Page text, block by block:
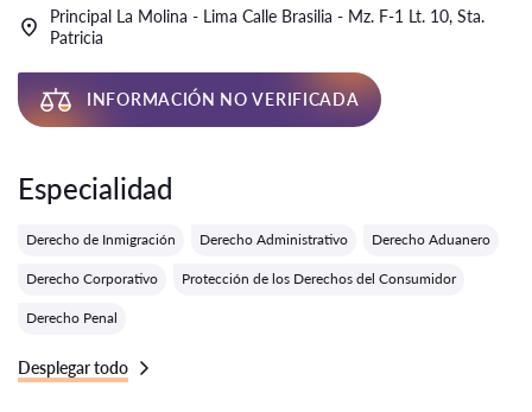
Principal La Molina - Lima Calle Brasilia - Mz. F-1 Lt. 10, Sta.
Patricia
INFORMACIÓN NO VERIFICADA
Especialidad
Derecho de Inmigración Derecho Administrativo Derecho Aduanero
Derecho Corporativo Protección de los Derechos del Consumidor
Derecho Penal
Desplegar todo